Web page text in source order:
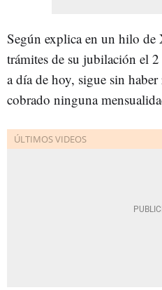
Según explica en un hilo
trámites de su jubilación el
a día de hoy, sigue sin
cobrado ninguna